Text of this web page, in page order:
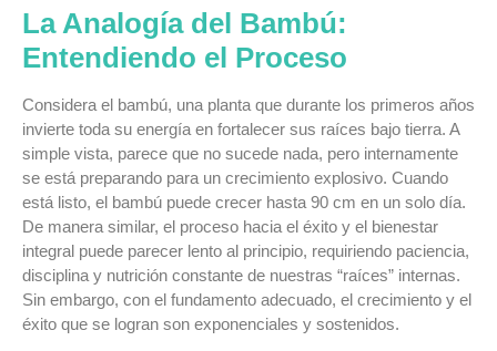
La Analogía del Bambú:
Entendiendo el Proceso
Considera el bambú, una planta que durante los primeros años
invierte toda su energía en fortalecer sus raíces bajo tierra. A
simple vista, parece que no sucede nada, pero internamente
se está preparando para un crecimiento explosivo. Cuando
está listo, el bambú puede crecer hasta 90 cm en un solo día.
De manera similar, el proceso hacia el éxito y el bienestar
integral puede parecer lento al principio, requiriendo paciencia,
disciplina y nutrición constante de nuestras “raíces” internas.
Sin embargo, con el fundamento adecuado, el crecimiento y el
éxito que se logran son exponenciales y sostenidos.